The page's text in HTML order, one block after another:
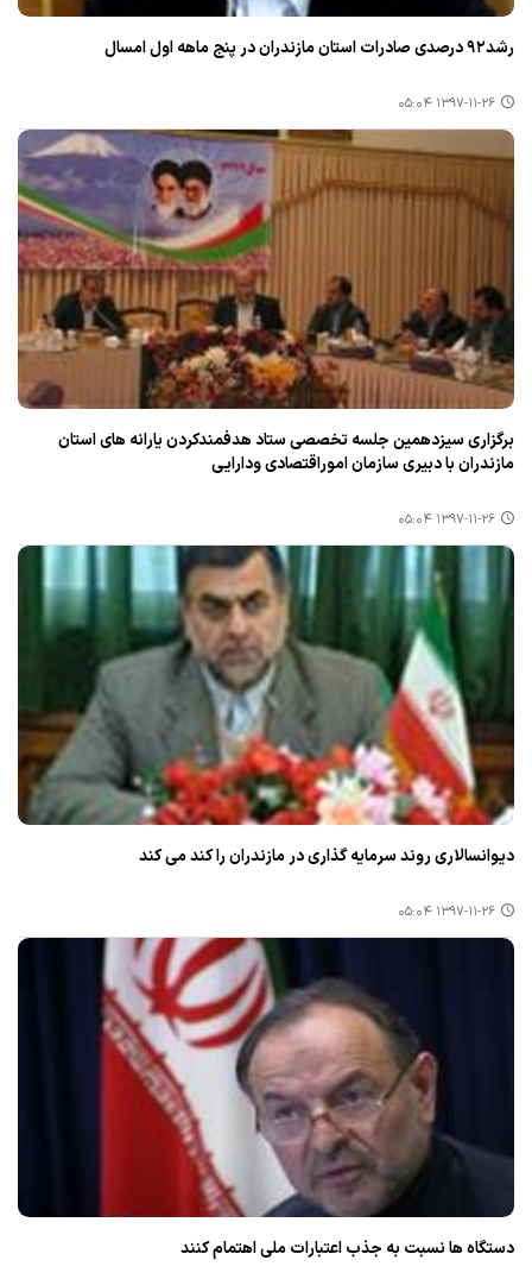
رشد۹۲ درصدی صادرات استان مازندران در پنج ماهه اول امسال
۱۳۹۷-۱۱-۲۶ ۰۵:۰۴
برگزاری سیزدهمین جلسه تخصصی ستاد هدفمندكردن یارانه های استان
مازندران با دبیری سازمان اموراقتصادی ودارایی
۱۳۹۷-۱۱-۲۶ ۰۵:۰۴
دیوانسالاری روند سرمایه گذاری در مازندران را كند می كند
۱۳۹۷-۱۱-۲۶ ۰۵:۰۴
دستگاه ها نسبت به جذب اعتبارات ملی اهتمام كنند